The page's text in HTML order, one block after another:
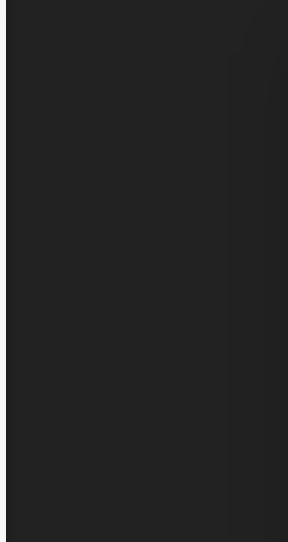
Sketchbook5,
Sketchbook5,